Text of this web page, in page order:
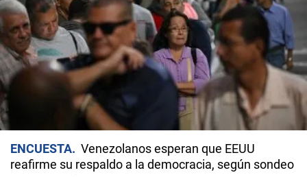
ENCUESTA
Venezolanos esperan que EEUU
reafirme su respaldo a la democracia, según sondeo